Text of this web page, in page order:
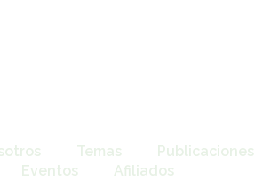
Temas
Publicaciones
Eventos
Afiliados